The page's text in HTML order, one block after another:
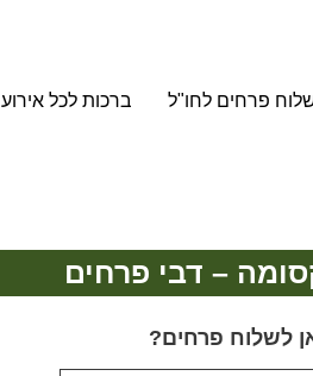
פרחים לחו"ל ברכות לכל אירוע
– דבי פרחים
לשלוח פרחים?